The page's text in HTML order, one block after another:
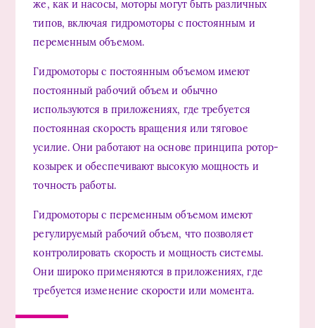
же, как и насосы, моторы могут быть различных
типов, включая гидромоторы с постоянным и
переменным объемом.
Гидромоторы с постоянным объемом имеют
постоянный рабочий объем и обычно
используются в приложениях, где требуется
постоянная скорость вращения или тяговое
усилие. Они работают на основе принципа ротор-
козырек и обеспечивают высокую мощность и
точность работы.
Гидромоторы с переменным объемом имеют
регулируемый рабочий объем, что позволяет
контролировать скорость и мощность системы.
Они широко применяются в приложениях, где
требуется изменение скорости или момента.